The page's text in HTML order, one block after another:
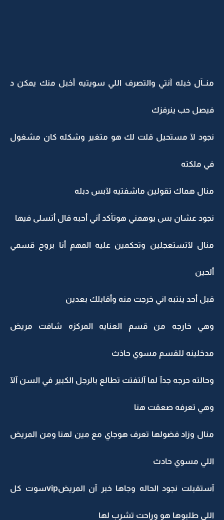
منــآل خبله آنتي والتصرف اللي سويتيه أخبل منك يمكن د
فيصل حب ينرفزك
نجود لآ مستحيل قلت لك هو متغير وشكله كان مشغول
في ملكته
منال هماك تقولين ماشفتيه لآبس دبله
نجود عشان بس يوهمني هوتأكد آني أحبه قال أتسلى فيها
منال لآتستعجلين وتحكمين عليه المهم أنا بروح قسمي
ألحين
قبل أحد ينتبه اني خرجت منه وأقابلك بعدين
وهي خارجه من قسم العنايه المركزه شافت مريض
مدخلينه للقسم مسوي حاذث
وحالته حرجه جدآ لما آلتفتت تطالع بالرجل الكبير في السن آلآ
وهي تعرفه صعقت هنا
منال وزاد فضولها تعرف هوجاي مع مين لهنا ومن المريض
اللي مسوي حادث
آستقبلت نجود الحاله وجاها خبر آن المريضvipسوت كل
اللي طلبوها هو وراحت تشرب لها